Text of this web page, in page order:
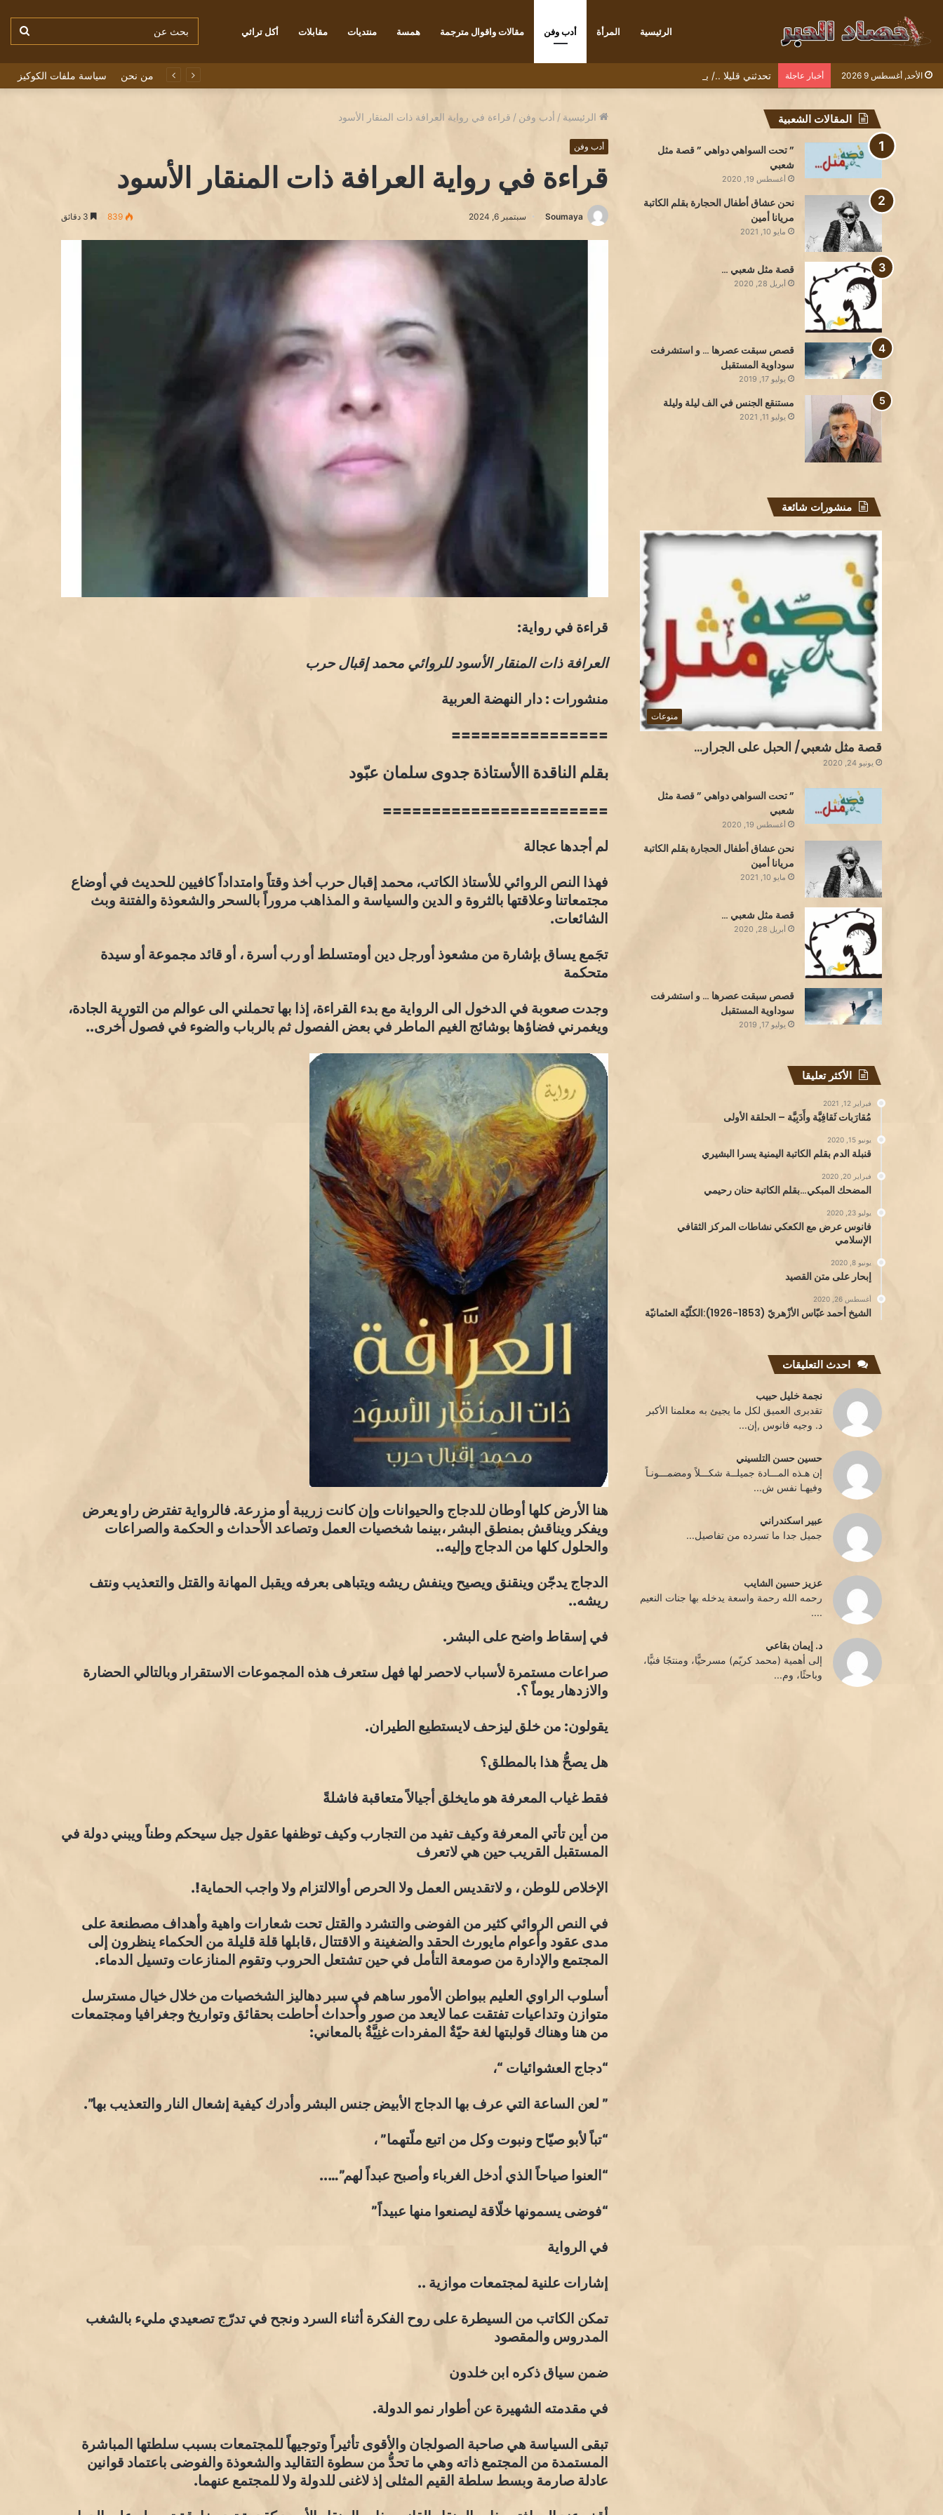
الرئيسية المرأة أدب وفن مقالات واقوال مترجمة همسة منتديات مقابلات أكل تراثي بحث
الأحد, أغسطس 9 2026 أخبار عاجلة تحدثني قليلا ../ بقلم الشاعرة سمية تكجي من نحن سياسة ملفات الكوكيز
الرئيسية / أدب وفن / قراءة في رواية العرافة ذات المنقار الأسود
أدب وفن
قراءة في رواية العرافة ذات المنقار الأسود
Soumaya سبتمبر 6, 2024 839
قراءة في رواية:
العرافة ذات المنقار الأسود للروائي محمد إقبال حرب
منشورات : دار النهضة العربية
================
بقلم الناقدة االأستاذة جدوى سلمان عبّود
=======================
لم أجدها عجالة
فهذا النص الروائي للأستاذ الكاتب، محمد إقبال حرب أخذ وقتاً وامتداداً كافيين للحديث في أوضاع
مجتمعاتنا وعلاقتها بالثروة و الدين والسياسة و المذاهب مروراً بالسحر والشعوذة والفتنة وبث
الشائعات.
تجَمع يساق بإشارة من مشعوذ أورجل دين أومتسلط أو رب أسرة ، أو قائد مجموعة أو سيدة
متحكمة
وجدت صعوبة في الدخول الى الرواية مع بدء القراءة، إذا بها تحملني الى عوالم من التورية الجادة،
ويغمرني فضاؤها بوشائج الغيم الماطر في بعض الفصول ثم بالرباب والضوء في فصول أخرى..
هنا الأرض كلها أوطان للدجاج والحيوانات وإن كانت زريبة أو مزرعة. فالرواية تفترض راو يعرض
ويفكر ويناقش بمنطق البشر ،بينما شخصيات العمل وتصاعد الأحداث و الحكمة والصراعات
والحلول كلها من الدجاج وإليه..
الدجاج يدجّن وينقنق ويصيح وينفش ريشه ويتباهى بعرفه ويقبل المهانة والقتل والتعذيب ونتف
ريشه..
في إسقاط واضح على البشر.
صراعات مستمرة لأسباب لاحصر لها فهل ستعرف هذه المجموعات الاستقرار وبالتالي الحضارة
والازدهار يوماً ؟.
يقولون: من خلق ليزحف لايستطيع الطيران.
هل يصحُّ هذا بالمطلق؟
فقط غياب المعرفة هو مايخلق أجيالاً متعاقبة فاشلةً
من أين تأتي المعرفة وكيف تفيد من التجارب وكيف توظفها عقول جيل سيحكم وطناً ويبني دولة في
المستقبل القريب حين هي لاتعرف
الإخلاص للوطن ، و لاتقديس العمل ولا الحرص أوالالتزام ولا واجب الحماية!.
في النص الروائي كثير من الفوضى والتشرد والقتل تحت شعارات واهية وأهداف مصطنعة على
مدى عقود وأعوام مايورث الحقد والضغينة و الاقتتال ،قابلها قلة قليلة من الحكماء ينظرون إلى
المجتمع والإدارة من صومعة التأمل في حين تشتعل الحروب وتقوم المنازعات وتسيل الدماء.
أسلوب الراوي العليم ببواطن الأمور ساهم في سبر دهاليز الشخصيات من خلال خيال مسترسل
متوازن وتداعيات تفتقت عما لايعد من صور وأحداث أحاطت بحقائق وتواريخ وجغرافيا ومجتمعات
من هنا وهناك قولبتها لغة حيّةٌ المفردات غنِيَّةٌ بالمعاني:
“دجاج العشوائيات “،
” لعن الساعة التي عرف بها الدجاج الأبيض جنس البشر وأدرك كيفية إشعال النار والتعذيب بها”.
“تباً لأبو صيّاح ونبوت وكل من اتبع ملّتهما” ،
“العنوا صياحاً الذي أدخل الغرباء وأصبح عبداً لهم”…..
“فوضى يسمونها خلّاقة ليصنعوا منها عبيداً”
في الرواية
إشارات علنية لمجتمعات موازية ..
تمكن الكاتب من السيطرة على روح الفكرة أثناء السرد ونجح في تدرّج تصعيدي مليء بالشغب
المدروس والمقصود
ضمن سياق ذكره ابن خلدون
في مقدمته الشهيرة عن أطوار نمو الدولة.
تبقى السياسة هي صاحبة الصولجان والأقوى تأثيراً وتوجيهاً للمجتمعات بسبب سلطتها المباشرة
المستمدة من المجتمع ذاته وهي ما تحدُّ من سطوة التقاليد والشعوذة والفوضى باعتماد قوانين
عادلة صارمة وبسط سلطة القيم المثلى إذ لاغنى للدولة ولا للمجتمع عنهما.
المقالات الشعبية
” تحت السواهي دواهي ” قصة مثل
شعبي
أغسطس 19, 2020
نحن عشاق أطفال الحجارة بقلم الكاتبة
مريانا أمين
مايو 10, 2021
قصة مثل شعبي …
أبريل 28, 2020
قصص سبقت عصرها … و استشرفت
سوداوية المستقبل
يوليو 17, 2019
مستنقع الجنس في الف ليلة وليلة
يوليو 11, 2021
منشورات شائعة
منوعات
قصة مثل شعبي/ الحبل على الجرار…
يونيو 24, 2020
” تحت السواهي دواهي ” قصة مثل
شعبي
أغسطس 19, 2020
نحن عشاق أطفال الحجارة بقلم الكاتبة
مريانا أمين
مايو 10, 2021
قصة مثل شعبي …
أبريل 28, 2020
قصص سبقت عصرها … و استشرفت
سوداوية المستقبل
يوليو 17, 2019
الأكثر تعليقا
فبراير 12, 2021
مُقارَبات ثَقافِيَّة وأَدَبِيَّة – الحلقة الأولى
يونيو 15, 2020
قنبلة الدم بقلم الكاتبة اليمنية يسرا البشيري
فبراير 20, 2020
المضحك المبكي…بقلم الكاتبة حنان رحيمي
يوليو 23, 2020
فانوس عرض مع الكعكي نشاطات المركز الثقافي
الإسلامي
يونيو 8, 2020
إبحار على متن القصيد
أغسطس 26, 2020
الشيخ أحمد عبّاس الأزْهريّ (1853-1926):الكلّيّة العثمانيّة
احدث التعليقات
نجمة خليل حبيب
تقدبرى العميق لكل ما يجيئ به معلمنا الأكبر
د. وجيه فانوس ,إن...
حسين حسن التلسيني
إن هـذه المـــادة جميلــة شكـــلاً ومضمـــونـاً
وفيهـا نفس ش...
عبير اسكندراني
جميل جدا ما تسرده من تفاصيل...
عزيز حسين الشايب
رحمه الله رحمة واسعة يدخله بها جنات النعيم
....
د. إيمان بقاعي
إلى أهمية (محمد كريّم) مسرحيًّا، ومنتجًا فنيًّا،
وباحثًا، وم...